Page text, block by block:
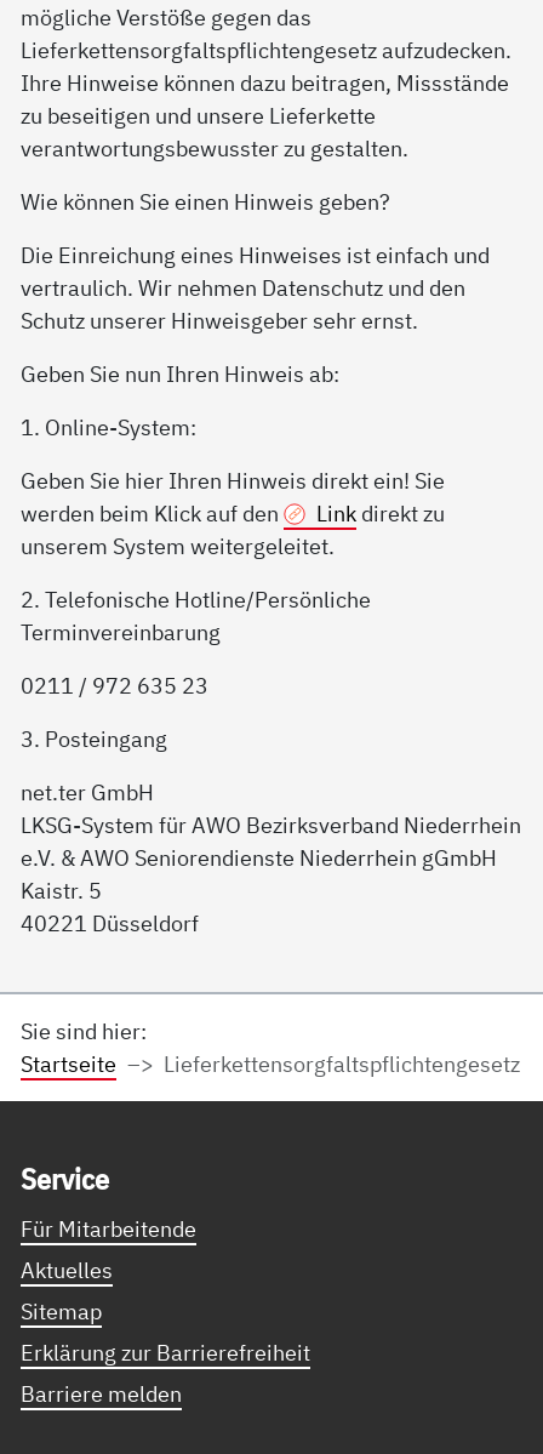
mögliche Verstöße gegen das
Lieferkettensorgfaltspflichtengesetz aufzudecken.
Ihre Hinweise können dazu beitragen, Missstände
zu beseitigen und unsere Lieferkette
verantwortungsbewusster zu gestalten.
Wie können Sie einen Hinweis geben?
Die Einreichung eines Hinweises ist einfach und
vertraulich. Wir nehmen Datenschutz und den
Schutz unserer Hinweisgeber sehr ernst.
Geben Sie nun Ihren Hinweis ab:
1. Online-System:
Geben Sie hier Ihren Hinweis direkt ein! Sie
werden beim Klick auf den
Linkdirekt zu
unserem System weitergeleitet.
2. Telefonische Hotline/Persönliche
Terminvereinbarung
0211 / 972 635 23
3. Posteingang
net.ter GmbH
LKSG-System für AWO Bezirksverband Niederrhein
e.V. & AWO Seniorendienste Niederrhein gGmbH
Kaistr. 5
40221 Düsseldorf
Sie sind hier:
Startseite
Lieferkettensorgfaltspflichtengesetz
Ser­vice
Für Mitarbeitende
Aktuelles
Sitemap
Erklärung zur Barrierefreiheit
Barriere melden